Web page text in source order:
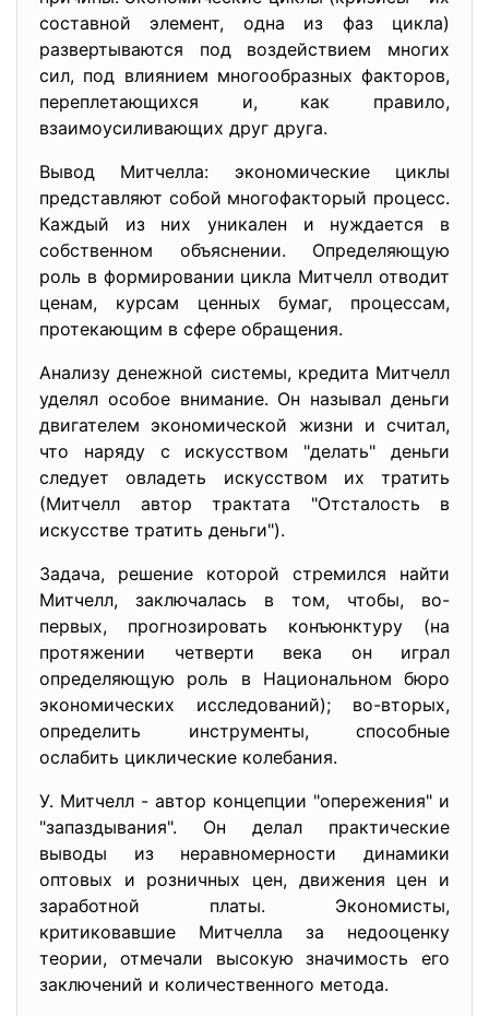
составной элемент, одна из фаз цикла)
развертываются под воздействием многих
сил, под влиянием многообразных факторов,
переплетающихся и, как правило,
взаимоусиливающих друг друга.
Вывод Митчелла: экономические циклы
представляют собой многофакторый процесс.
Каждый из них уникален и нуждается в
собственном объяснении. Определяющую
роль в формировании цикла Митчелл отводит
ценам, курсам ценных бумаг, процессам,
протекающим в сфере обращения.
Анализу денежной системы, кредита Митчелл
уделял особое внимание. Он называл деньги
двигателем экономической жизни и считал,
что наряду с искусством "делать" деньги
следует овладеть искусством их тратить
(Митчелл автор трактата "Отсталость в
искусстве тратить деньги").
Задача, решение которой стремился найти
Митчелл, заключалась в том, чтобы, во-
первых, прогнозировать конъюнктуру (на
протяжении четверти века он играл
определяющую роль в Национальном бюро
экономических исследований); во-вторых,
определить инструменты, способные
ослабить циклические колебания.
У. Митчелл - автор концепции "опережения" и
"запаздывания". Он делал практические
выводы из неравномерности динамики
оптовых и розничных цен, движения цен и
заработной платы. Экономисты,
критиковавшие Митчелла за недооценку
теории, отмечали высокую значимость его
заключений и количественного метода.